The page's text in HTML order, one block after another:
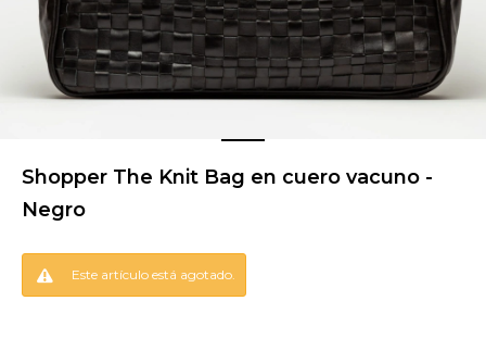
Shopper The Knit Bag en cuero vacuno -
Negro
Este artículo está agotado.